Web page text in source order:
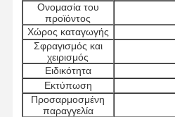
Ονομασία του
προϊόντος
Χώρος καταγωγής
Σφραγισμός και
χειρισμός
Ειδικότητα
Εκτύπωση
Προσαρμοσμένη
παραγγελία